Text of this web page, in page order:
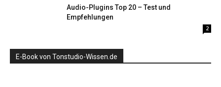
Audio-Plugins Top 20 – Test und
Empfehlungen
2
E-Book von Tonstudio-Wissen.de